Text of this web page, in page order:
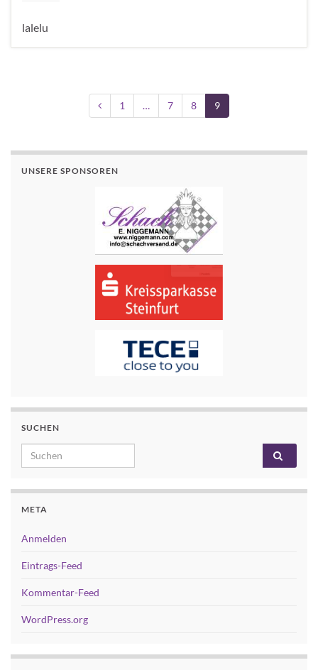
lalelu
1 … 7 8 9
UNSERE SPONSOREN
SUCHEN
Search for:
META
Anmelden
Eintrags-Feed
Kommentar-Feed
WordPress.org